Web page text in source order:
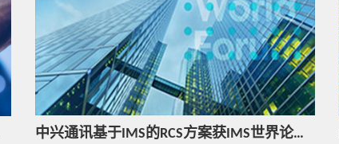
中兴通讯基于IMS的RCS方案获IMS世界论坛大奖